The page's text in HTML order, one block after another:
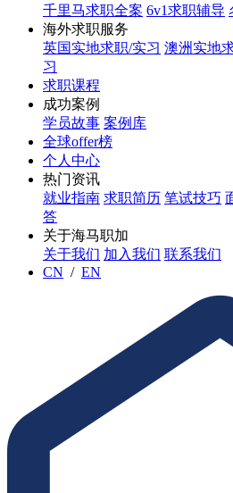
千里马求职全案 6v1求职辅导
海外求职服务
英国实地求职/实习 澳洲实地
习
求职课程
成功案例
学员故事 案例库
全球offer榜
个人中心
热门资讯
就业指南 求职简历 笔试技巧
答
关于海马职加
关于我们 加入我们 联系我们
CN / EN